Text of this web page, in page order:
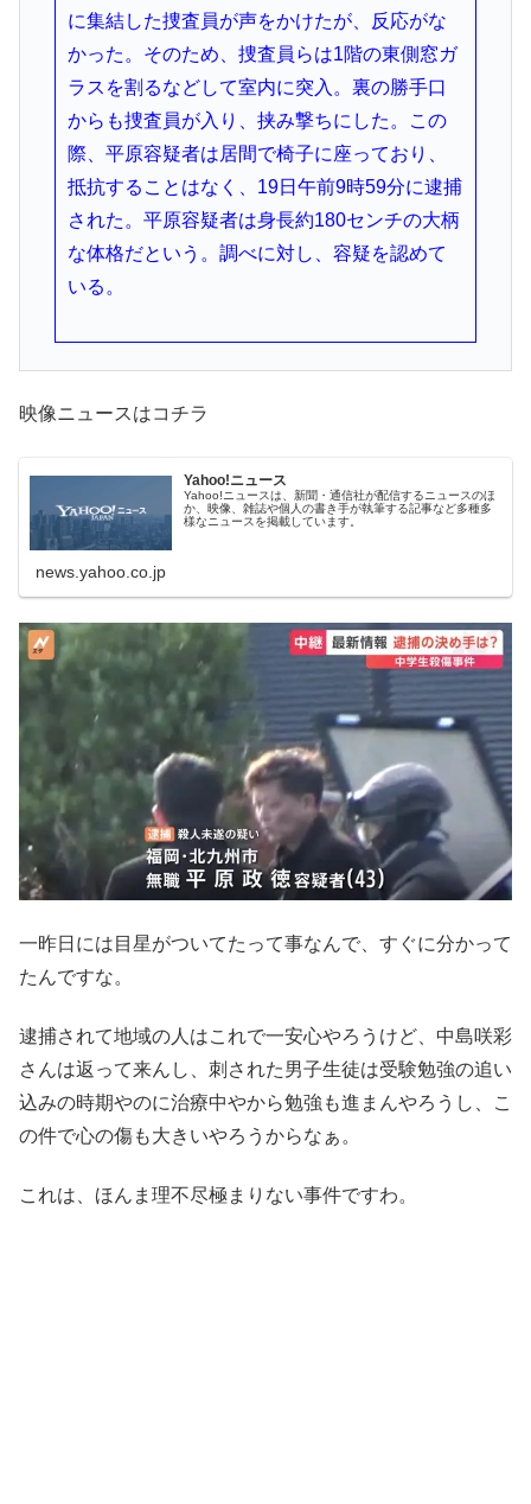
に集結した捜査員が声をかけたが、反応がな
かった。そのため、捜査員らは1階の東側窓ガ
ラスを割るなどして室内に突入。裏の勝手口
からも捜査員が入り、挟み撃ちにした。この
際、平原容疑者は居間で椅子に座っており、
抵抗することはなく、19日午前9時59分に逮捕
された。平原容疑者は身長約180センチの大柄
な体格だという。調べに対し、容疑を認めて
いる。
映像ニュースはコチラ
Yahoo!ニュース
Yahoo!ニュースは、新聞・通信社が配信するニュースのほ
か、映像、雑誌や個人の書き手が執筆する記事など多種多
様なニュースを掲載しています。
news.yahoo.co.jp
一昨日には目星がついてたって事なんで、すぐに分かって
たんですな。
逮捕されて地域の人はこれで一安心やろうけど、中島咲彩
さんは返って来んし、刺された男子生徒は受験勉強の追い
込みの時期やのに治療中やから勉強も進まんやろうし、こ
の件で心の傷も大きいやろうからなぁ。
これは、ほんま理不尽極まりない事件ですわ。